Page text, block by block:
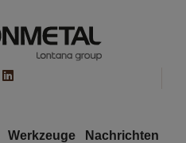
Werkzeuge Nachrichten